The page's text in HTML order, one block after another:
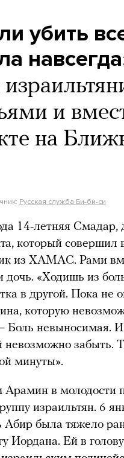
убить
и
на
Русская служба Би-би-си
14-летняя
который
из ХАМАС. Рами
дочь. «Ходишь из
в другой. Пока
которую
Боль невыносимая. И
невозможно забыть.
минуты».
в молодости
израильтян. 6
Абир была тяжело
Иордана. Ей в